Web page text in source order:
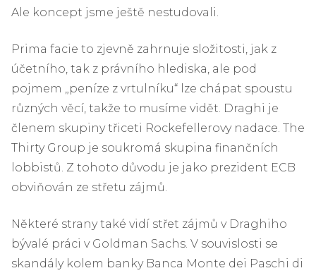
Ale koncept jsme ještě nestudovali.
Prima facie to zjevně zahrnuje složitosti, jak z
účetního, tak z právního hlediska, ale pod
pojmem „peníze z vrtulníku“ lze chápat spoustu
různých věcí, takže to musíme vidět. Draghi je
členem skupiny třiceti Rockefellerovy nadace. The
Thirty Group je soukromá skupina finančních
lobbistů. Z tohoto důvodu je jako prezident ECB
obviňován ze střetu zájmů.
Některé strany také vidí střet zájmů v Draghiho
bývalé práci v Goldman Sachs. V souvislosti se
skandály kolem banky Banca Monte dei Paschi di